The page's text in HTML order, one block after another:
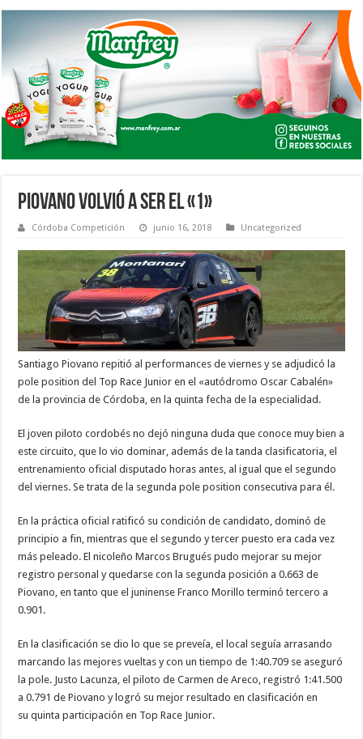
PIOVANO VOLVIÓ A SER EL «1»
Córdoba Competición junio 16, 2018 Uncategorized
Santiago Piovano repitió al performances de viernes y se adjudicó la
pole position del Top Race Junior en el «autódromo Oscar Cabalén»
de la provincia de Córdoba, en la quinta fecha de la especialidad.
El joven piloto cordobés no dejó ninguna duda que conoce muy bien a
este circuito, que lo vio dominar, además de la tanda clasificatoria, el
entrenamiento oficial disputado horas antes, al igual que el segundo
del viernes. Se trata de la segunda pole position consecutiva para él.
En la práctica oficial ratificó su condición de candidato, dominó de
principio a fin, mientras que el segundo y tercer puesto era cada vez
más peleado. El nicoleño Marcos Brugués pudo mejorar su mejor
registro personal y quedarse con la segunda posición a 0.663 de
Piovano, en tanto que el juninense Franco Morillo terminó tercero a
0.901.
En la clasificación se dio lo que se preveía, el local seguía arrasando
marcando las mejores vueltas y con un tiempo de 1:40.709 se aseguró
la pole. Justo Lacunza, el piloto de Carmen de Areco, registró 1:41.500
a 0.791 de Piovano y logró su mejor resultado en clasificación en
su quinta participación en Top Race Junior.